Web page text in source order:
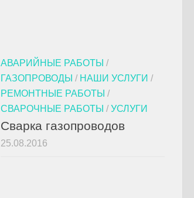
АВАРИЙНЫЕ РАБОТЫ /
ГАЗОПРОВОДЫ / НАШИ УСЛУГИ /
РЕМОНТНЫЕ РАБОТЫ /
СВАРОЧНЫЕ РАБОТЫ / УСЛУГИ
Сварка газопроводов
25.08.2016